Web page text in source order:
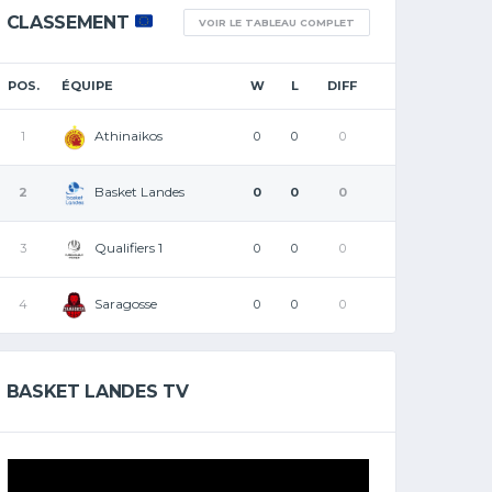
CLASSEMENT VOIR LE TABLEAU COMPLET
POS. ÉQUIPE W L DIFF
1 Athinaikos 0 0 0
2 Basket Landes 0 0 0
3 Qualifiers 1 0 0 0
4 Saragosse 0 0 0
BASKET LANDES TV